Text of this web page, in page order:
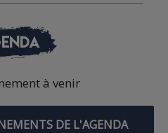
à venir
DE L'AGENDA